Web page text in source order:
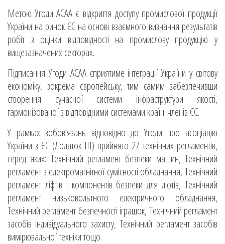
Метою Угоди АСАА є відкриття доступу промислової продукції
України на ринок ЄС на основі взаємного визнання результатів
робіт з оцінки відповідності на промислову продукцію у
вищезазначених секторах.
Підписання Угоди АСАА сприятиме інтеграції України у світову
економіку, зокрема європейську, тим самим забезпечивши
створення сучасної системи інфраструктури якості,
гармонізованої з відповідними системами країн-членів ЄС.
У рамках зобов’язань відповідно до Угоди про асоціацію
України з ЄС (Додаток ІІІ) прийнято 27 технічних регламентів,
серед яких: Технічний регламент безпеки машин, Технічний
регламент з електромагнітної сумісності обладнання, Технічний
регламент ліфтів і компонентів безпеки для ліфтів, Технічний
регламент низьковольтного електричного обладнання,
Технічний регламент безпечності іграшок, Технічний регламент
засобів індивідуального захисту, Технічний регламент засобів
вимірювальної техніки тощо.